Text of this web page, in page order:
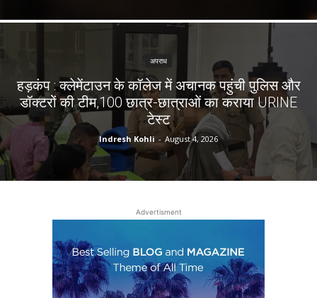
अपराध
हड़कंप : क्लेमेंटाउन के कॉलेज में अचानक पहुंची पुलिस और
डॉक्टरों की टीम,100 छात्र-छात्राओं का कराया URINE
टेस्ट
Indresh Kohli - August 4, 2026
Advertisment